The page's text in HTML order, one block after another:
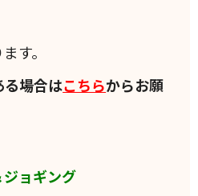
す。
場合はこちらからお願
ョギング